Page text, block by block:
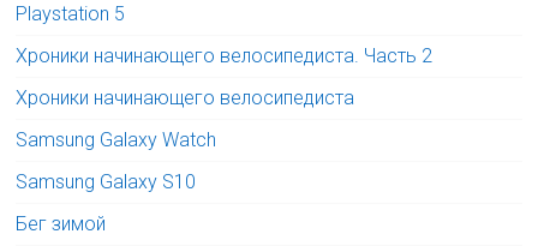
Playstation 5
Хроники начинающего велосипедиста. Часть 2
Хроники начинающего велосипедиста
Samsung Galaxy Watch
Samsung Galaxy S10
Бег зимой